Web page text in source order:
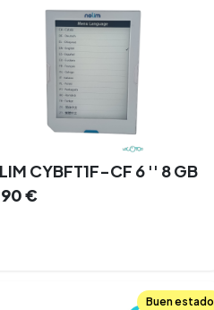
CYBFT1F-CF 6 '' 8 GB
€
Buen estado